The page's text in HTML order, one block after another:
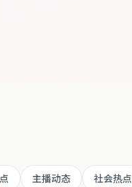
主播动态 社会热点